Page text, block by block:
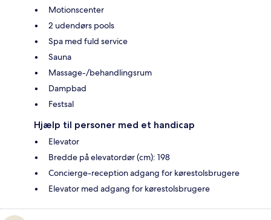
Motionscenter
2 udendørs pools
Spa med fuld service
Sauna
Massage-/behandlingsrum
Dampbad
Festsal
Hjælp til personer med et handicap
Elevator
Bredde på elevatordør (cm): 198
Concierge-reception adgang for kørestolsbrugere
Elevator med adgang for kørestolsbrugere